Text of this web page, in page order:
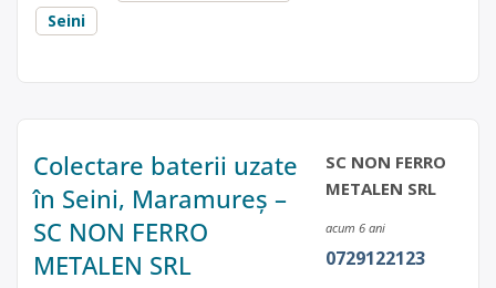
Seini
Colectare baterii uzate
în Seini, Maramureș –
SC NON FERRO
METALEN SRL
SC NON FERRO
METALEN SRL
acum 6 ani
0729122123